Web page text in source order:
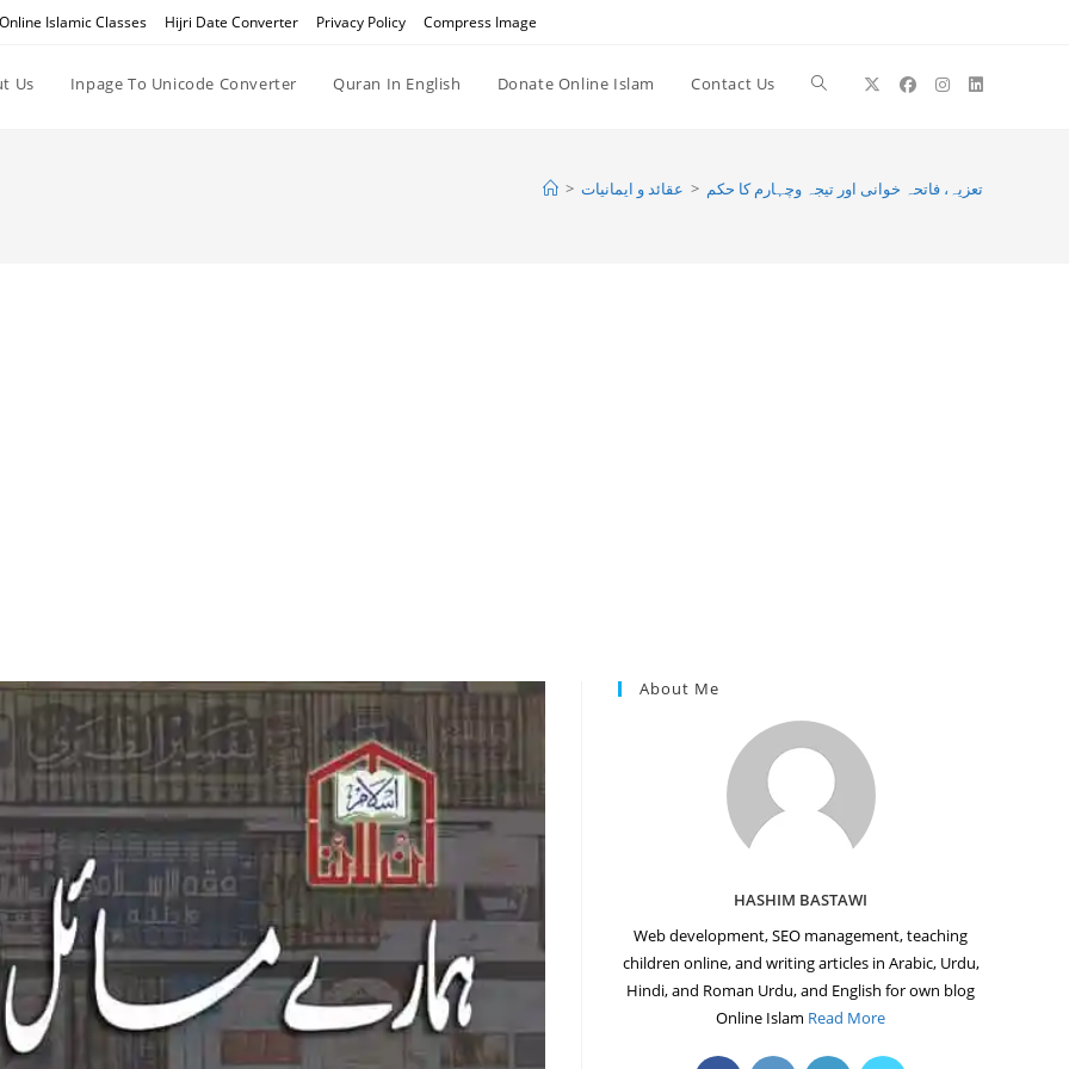
Online Islamic Classes Hijri Date Converter Privacy Policy Compress Image
Us Inpage To Unicode Converter Quran In English Donate Online Islam Contact Us Toggle
> عقائد و ایمانیات > تعزیہ، فاتحہ خوانی اور تیجہ وچہارم کا حکم
About Me
HASHIM BASTAWI
Web development, SEO management, teaching
children online, and writing articles in Arabic, Urdu,
Hindi, and Roman Urdu, and English for own blog
Online Islam Read More